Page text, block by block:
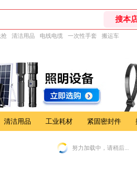
清洁用品 电线电缆 一次性手套 搬运车
清洁用品 工业耗材 紧固密封件
努力加载中，请稍后...